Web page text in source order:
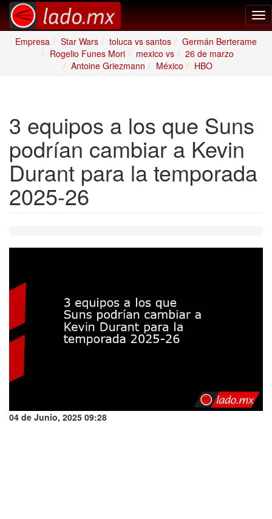
Empresa
Star Wars toluca vs santos
Germán Berterame
Rogelio Funes Mori
mexico vs
26 de marzo
Antoine Griezmann
México HBO
3 equipos a los que Suns
podrían cambiar a Kevin
Durant para la temporada
2025-26
04 de Junio, 2025 09:28